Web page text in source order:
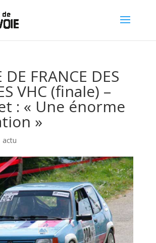
DE FRANCE DES
VHC (finale) –
: « Une énorme
»
actu